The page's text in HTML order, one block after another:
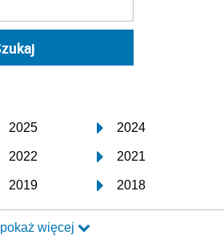
2025 2024
2022 2021
2019 2018
2016 2015
pokaż więcej